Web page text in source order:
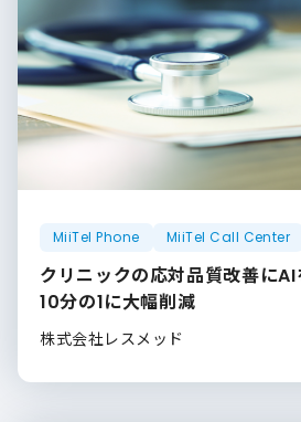
MiiTel Phone MiiTel Call Center
クリニックの応対品質改善に
10分の1に大幅削減
株式会社レスメッド